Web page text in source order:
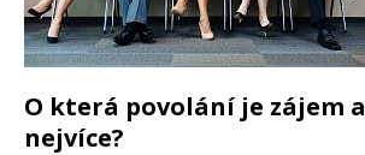
O která povolání je zájem
nejvíce?